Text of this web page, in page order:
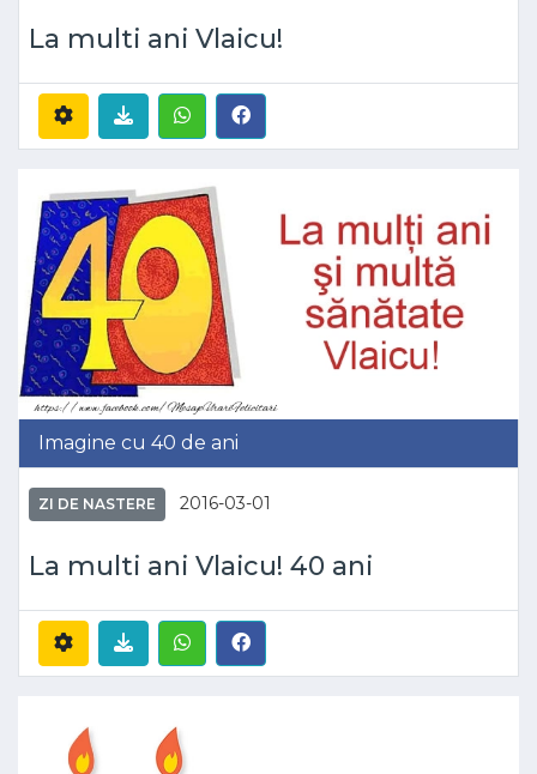
La multi ani Vlaicu!
Imagine cu 40 de ani
ZI DE NASTERE 2016-03-01
La multi ani Vlaicu! 40 ani